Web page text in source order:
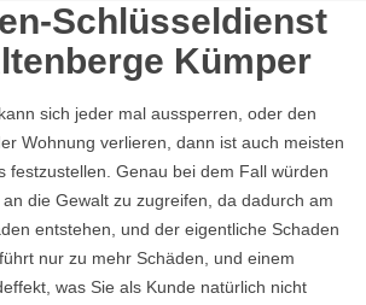
Schlüsseldienst
Kümper
sich jeder mal aussperren, oder den
Wohnung verlieren, dann ist auch meisten
festzustellen. Genau bei dem Fall würden
die Gewalt zu zugreifen, da dadurch am
entstehen, und der eigentliche Schaden
nur zu mehr Schäden, und einem
was Sie als Kunde natürlich nicht